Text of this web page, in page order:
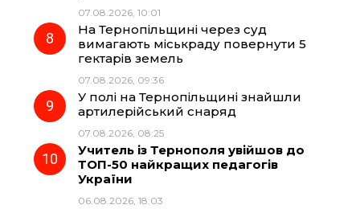
07.08.2026, 10:01
На Тернопільщині через суд
вимагають міськраду повернути 5
гектарів земель
07.08.2026, 09:36
У полі на Тернопільщині знайшли
артилерійський снаряд
07.08.2026, 08:25
Учитель із Тернополя увійшов до
ТОП-50 найкращих педагогів
України
06.08.2026, 18:03